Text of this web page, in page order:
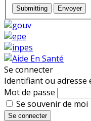
Submitting Envoyer
Se connecter
Identifiant ou adresse
Mot de passe
Se souvenir de moi
Se connecter